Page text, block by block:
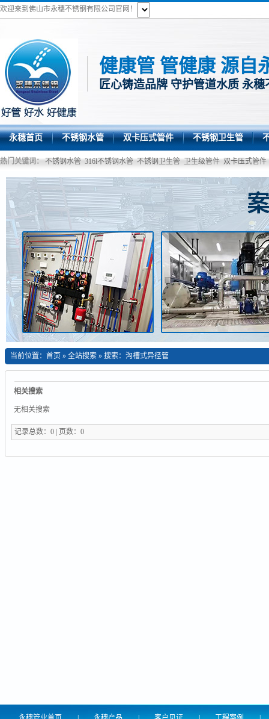
欢迎来到佛山市永穗不锈钢有限公司官网！
健康管 管健康 源自
匠心铸造品牌 守护管道水质 永穗
永穗首页 不锈钢水管 双卡压式管件 不锈钢卫生管
热门关键词： 不锈钢水管 316l不锈钢水管 不锈钢卫生管 卫生级管件 双卡压式管件
当前位置：首页 »全站搜索 » 搜索：沟槽式异径管
相关搜索
无相关搜索
记录总数：0 | 页数：0